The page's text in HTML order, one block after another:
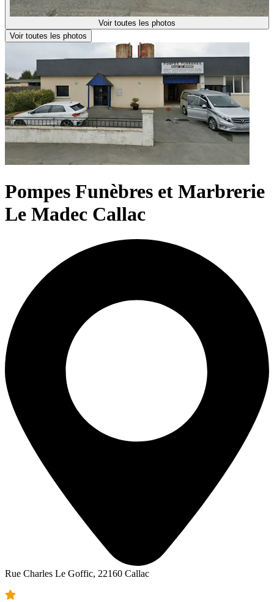
Voir toutes les photos
Voir toutes les photos
Pompes Funèbres et Marbrerie
Le Madec Callac
Rue Charles Le Goffic, 22160 Callac